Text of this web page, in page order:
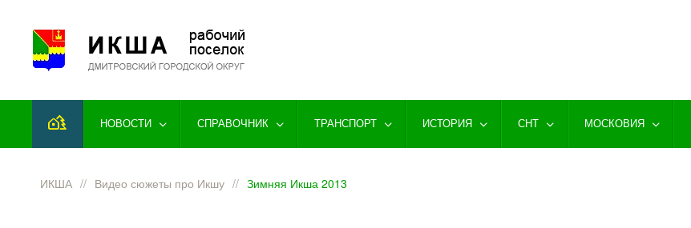
Перейти к содержимому
НОВОСТИ СПРАВОЧНИК ТРАНСПОРТ ИСТОРИЯ СНТ МОСКОВИЯ
ИКША Видео сюжеты про Икшу Зимняя Икша 2013